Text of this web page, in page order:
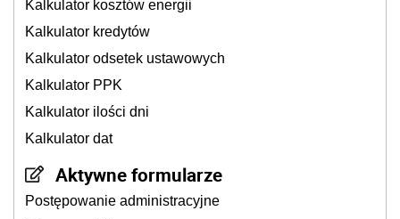
Kalkulator kosztów energii
Kalkulator kredytów
Kalkulator odsetek ustawowych
Kalkulator PPK
Kalkulator ilości dni
Kalkulator dat
Aktywne formularze
Postępowanie administracyjne